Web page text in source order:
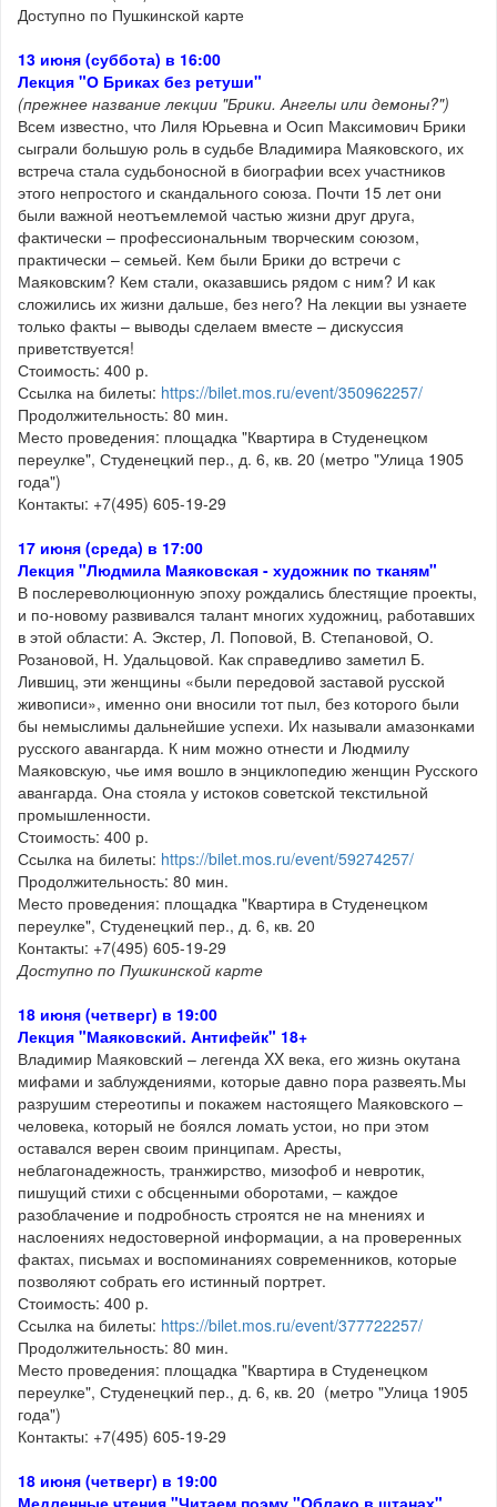
Доступно по Пушкинской карте
13 июня (суббота) в 16:00
Лекция "О Бриках без ретуши"
(прежнее название лекции "Брики. Ангелы или демоны?")
Всем известно, что Лиля Юрьевна и Осип Максимович Брики
сыграли большую роль в судьбе Владимира Маяковского, их
встреча стала судьбоносной в биографии всех участников
этого непростого и скандального союза. Почти 15 лет они
были важной неотъемлемой частью жизни друг друга,
фактически – профессиональным творческим союзом,
практически – семьей. Кем были Брики до встречи с
Маяковским? Кем стали, оказавшись рядом с ним? И как
сложились их жизни дальше, без него? На лекции вы узнаете
только факты – выводы сделаем вместе – дискуссия
приветствуется!
Стоимость: 400 р.
Ссылка на билеты: https://bilet.mos.ru/event/350962257/
Продолжительность: 80 мин.
Место проведения: площадка "Квартира в Студенецком
переулке", Студенецкий пер., д. 6, кв. 20 (метро "Улица 1905
года")
Контакты: +7(495) 605-19-29
17 июня (среда) в 17:00
Лекция "Людмила Маяковская - художник по тканям"
В послереволюционную эпоху рождались блестящие проекты,
и по-новому развивался талант многих художниц, работавших
в этой области: А. Экстер, Л. Поповой, В. Степановой, О.
Розановой, Н. Удальцовой. Как справедливо заметил Б.
Лившиц, эти женщины «были передовой заставой русской
живописи», именно они вносили тот пыл, без которого были
бы немыслимы дальнейшие успехи. Их называли амазонками
русского авангарда. К ним можно отнести и Людмилу
Маяковскую, чье имя вошло в энциклопедию женщин Русского
авангарда. Она стояла у истоков советской текстильной
промышленности.
Стоимость: 400 р.
Ссылка на билеты: https://bilet.mos.ru/event/59274257/
Продолжительность: 80 мин.
Место проведения: площадка "Квартира в Студенецком
переулке", Студенецкий пер., д. 6, кв. 20
Контакты: +7(495) 605-19-29
Доступно по Пушкинской карте
18 июня (четверг) в 19:00
Лекция "Маяковский. Антифейк" 18+
Владимир Маяковский – легенда XX века, его жизнь окутана
мифами и заблуждениями, которые давно пора развеять.Мы
разрушим стереотипы и покажем настоящего Маяковского –
человека, который не боялся ломать устои, но при этом
оставался верен своим принципам. Аресты,
неблагонадежность, транжирство, мизофоб и невротик,
пишущий стихи с обсценными оборотами, – каждое
разоблачение и подробность строятся не на мнениях и
наслоениях недостоверной информации, а на проверенных
фактах, письмах и воспоминаниях современников, которые
позволяют собрать его истинный портрет.
Стоимость: 400 р.
Ссылка на билеты: https://bilet.mos.ru/event/377722257/
Продолжительность: 80 мин.
Место проведения: площадка "Квартира в Студенецком
переулке", Студенецкий пер., д. 6, кв. 20 (метро "Улица 1905
года")
Контакты: +7(495) 605-19-29
18 июня (четверг) в 19:00
Медленные чтения "Читаем поэму "Облако в штанах"